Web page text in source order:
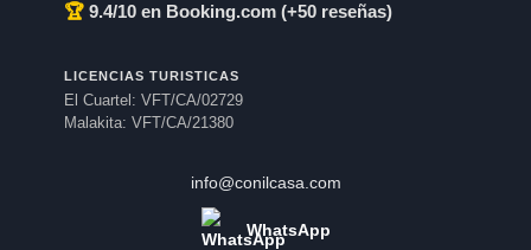
🏆 9.4/10 en Booking.com (+50 reseñas)
LICENCIAS TURISTICAS
El Cuartel: VFT/CA/02729
Malakita: VFT/CA/21380
info@conilcasa.com
WhatsApp